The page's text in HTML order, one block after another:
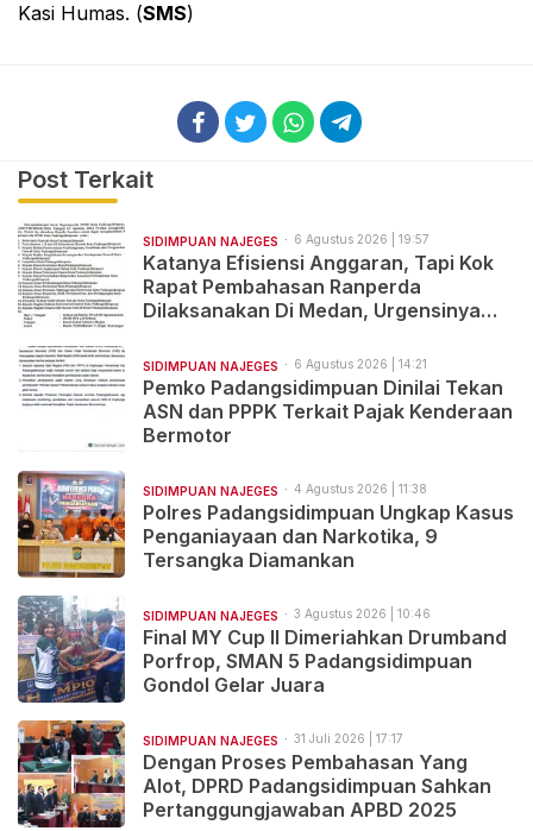
Kasi Humas. (SMS)
Post Terkait
SIDIMPUAN NAJEGES 6 Agustus 2026 | 19:57
Katanya Efisiensi Anggaran, Tapi Kok
Rapat Pembahasan Ranperda
Dilaksanakan Di Medan, Urgensinya
SIDIMPUAN NAJEGES 6 Agustus 2026 | 14:21
Pemko Padangsidimpuan Dinilai Tekan
ASN dan PPPK Terkait Pajak Kenderaan
Bermotor
SIDIMPUAN NAJEGES 4 Agustus 2026 | 11:38
Polres Padangsidimpuan Ungkap Kasus
Penganiayaan dan Narkotika, 9
Tersangka Diamankan
SIDIMPUAN NAJEGES 3 Agustus 2026 | 10:46
Final MY Cup II Dimeriahkan Drumband
Porfrop, SMAN 5 Padangsidimpuan
Gondol Gelar Juara
SIDIMPUAN NAJEGES 31 Juli 2026 | 17:17
Dengan Proses Pembahasan Yang
Alot, DPRD Padangsidimpuan Sahkan
Pertanggungjawaban APBD 2025